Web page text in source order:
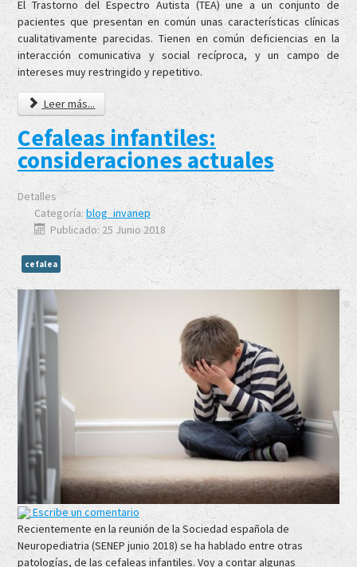
El Trastorno del Espectro Autista (TEA) une a un conjunto de
pacientes que presentan en común unas características clínicas
cualitativamente parecidas. Tienen en común deficiencias en la
interacción comunicativa y social recíproca, y un campo de
intereses muy restringido y repetitivo.
Leer más...
Cefaleas infantiles:
consideraciones actuales
Detalles
Categoría: blog_invanep
Publicado: 25 Junio 2018
cefalea
Escribe un comentario
Recientemente en la reunión de la Sociedad española de
Neuropediatria (SENEP junio 2018) se ha hablado entre otras
patologías, de las cefaleas infantiles. Voy a contar algunas